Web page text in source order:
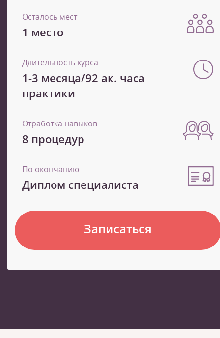
Осталось мест
1 место
Длительность курса
1-3 месяца/92 ак. часа
практики
Отработка навыков
8 процедур
По окончанию
Диплом специалиста
Записаться